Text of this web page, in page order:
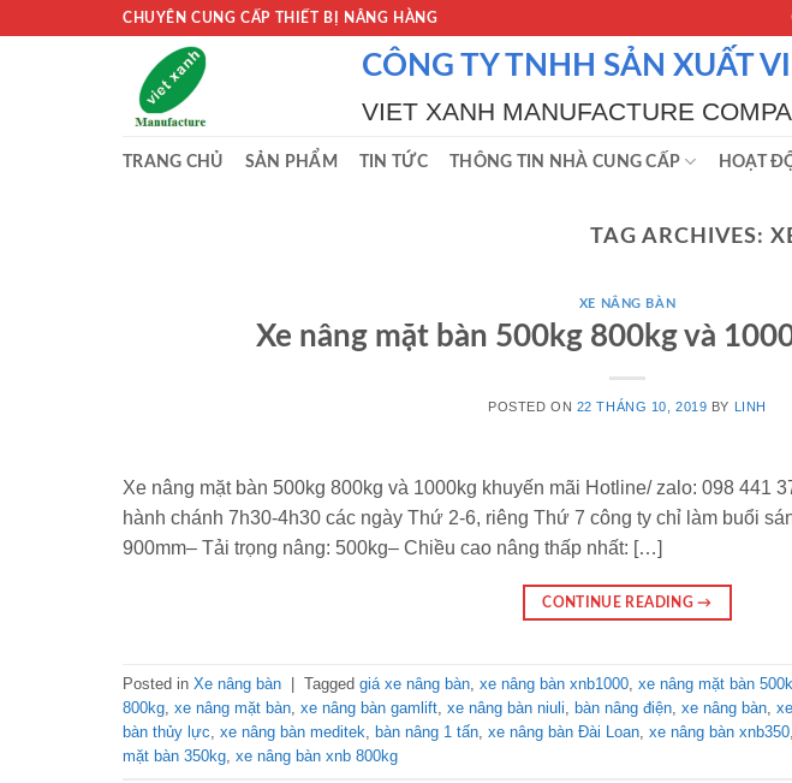
CHUYÊN CUNG CẤP THIẾT BỊ NÂNG HÀNG
CÔNG TY TNHH SẢN XUẤT
VIET XANH MANUFACTURE
TRANG CHỦ SẢN PHẨM TIN TỨC THÔNG TIN NHÀ CUNG CẤP HOẠT
TAG ARCHIVES:
XE NÂNG BÀN
Xe nâng mặt bàn 500kg 800kg và
POSTED ON 22 THÁNG 10, 2019 BY LINH
Xe nâng mặt bàn 500kg 800kg và 1000kg khuyến mãi Hotline/ zalo: 098
hành chánh 7h30-4h30 các ngày Thứ 2-6, riêng Thứ 7 công ty chỉ làm buổi
900mm– Tải trọng nâng: 500kg– Chiều cao nâng thấp nhất: […]
CONTINUE READING→
Posted in Xe nâng bàn Tagged giá xe nâng bàn, xe nâng bàn xnb1000, xe nâng mặt bàn
800kg, xe nâng mặt bàn, xe nâng bàn gamlift, xe nâng bàn niuli, bàn nâng điện, xe nâng bàn,
bàn thủy lực, xe nâng bàn meditek, bàn nâng 1 tấn, xe nâng bàn Đài Loan, xe nâng bàn xnb350,
mặt bàn 350kg, xe nâng bàn xnb 800kg